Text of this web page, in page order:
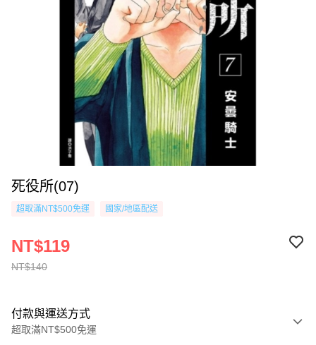
死役所(07)
超取滿NT$500免運 國家/地區配送
NT$140
NT$119
付款與運送方式
超取滿NT$500免運